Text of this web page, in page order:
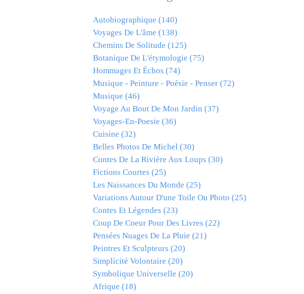
Autobiographique (140)
Voyages De L'âme (138)
Chemins De Solitude (125)
Botanique De L'étymologie (75)
Hommages Et Échos (74)
Musique - Peinture - Poésie - Penser (72)
Musique (46)
Voyage Au Bout De Mon Jardin (37)
Voyages-En-Poesie (36)
Cuisine (32)
Belles Photos De Michel (30)
Contes De La Rivière Aux Loups (30)
Fictions Courtes (25)
Les Naissances Du Monde (25)
Variations Autour D'une Toile Ou Photo (25)
Contes Et Légendes (23)
Coup De Coeur Pour Des Livres (22)
Pensées Nuages De La Pluie (21)
Peintres Et Sculpteurs (20)
Simplicité Volontaire (20)
Symbolique Universelle (20)
Afrique (18)